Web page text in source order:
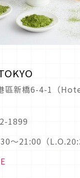
區新橋6-4-1（
1899
～21:00（